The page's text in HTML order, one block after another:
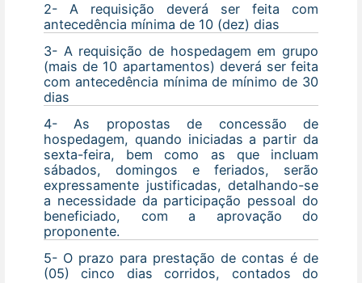
2- A requisição deverá ser feita com
antecedência mínima de 10 (dez) dias
3- A requisição de hospedagem em grupo
(mais de 10 apartamentos) deverá ser feita
com antecedência mínima de mínimo de 30
dias
4- As propostas de concessão de
hospedagem, quando iniciadas a partir da
sexta-feira, bem como as que incluam
sábados, domingos e feriados, serão
expressamente justificadas, detalhando-se
a necessidade da participação pessoal do
beneficiado, com a aprovação do
proponente.
5- O prazo para prestação de contas é de
(05) cinco dias corridos, contados do